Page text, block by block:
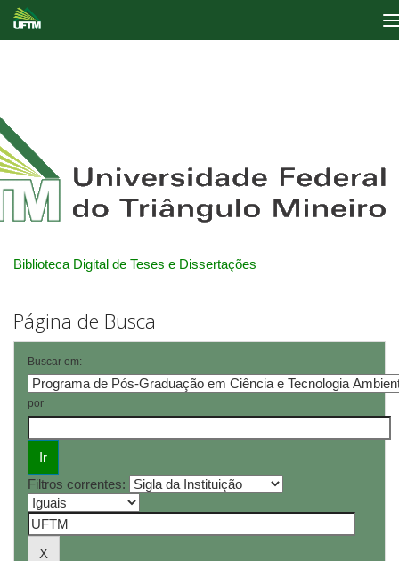
Biblioteca Digital de Teses e Dissertações
Página de Busca
Buscar em:
por
Filtros correntes: